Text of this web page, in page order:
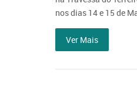
nos dias 14 e 15 de
Ver Mais